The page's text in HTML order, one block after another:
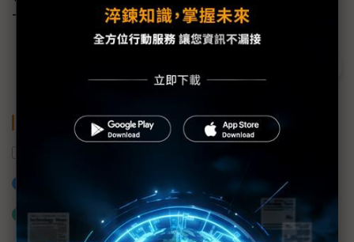
下載到裝置(USB或Bluetooth)。
加入已選取到「關鍵字追蹤」
什麼是「關鍵字追蹤」